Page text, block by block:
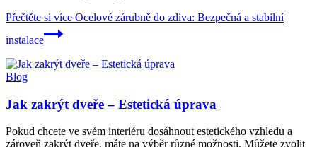
Přečtěte si více Ocelové zárubně do zdiva: Bezpečná a stabilní
instalace
Blog
Jak zakrýt dveře – Estetická úprava
Pokud chcete ve svém interiéru dosáhnout estetického vzhledu a
zároveň zakrýt dveře, máte na výběr různé možnosti. Můžete zvolit